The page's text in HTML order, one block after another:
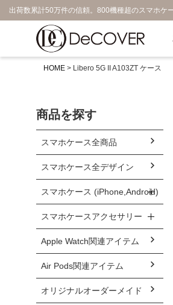
出荷数累計50万件の信頼。800機種超のスマホケ
HOME Libero 5G II A103ZT ケース
商品を探す
スマホケース全商品
スマホケース全デザイン
スマホケース (iPhone,Android)
スマホケースアクセサリー
Apple Watch関連アイテム
Air Pods関連アイテム
オリジナルオーダーメイド